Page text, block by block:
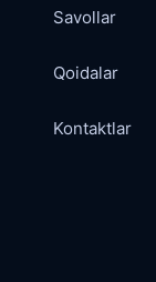
Savollar
Qoidalar
Kontaktlar